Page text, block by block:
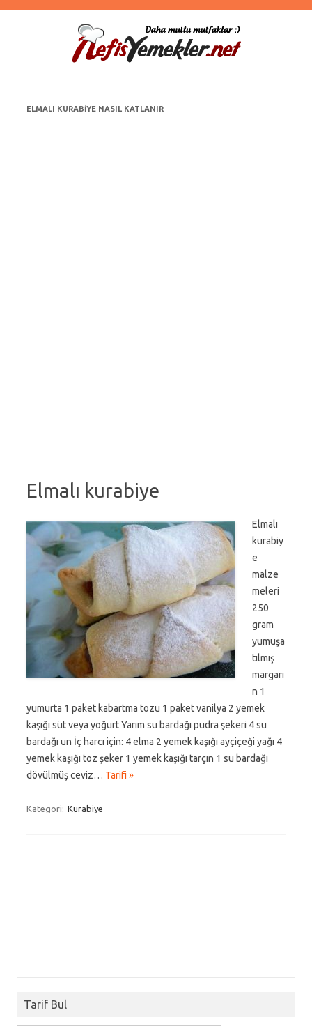
ELMALI KURABIYE NASIL KATLANIR
Elmalı kurabiye
Elmalı
kurabiy
e
malze
meleri
250
gram
yumuşa
tılmış
margari
n 1
yumurta 1 paket kabartma tozu 1 paket vanilya 2 yemek
kaşığı süt veya yoğurt Yarım su bardağı pudra şekeri 4 su
bardağı un İç harcı için: 4 elma 2 yemek kaşığı ayçiçeği yağı 4
yemek kaşığı toz şeker 1 yemek kaşığı tarçın 1 su bardağı
dövülmüş ceviz… Tarifi »
Kategori: Kurabiye
Tarif Bul